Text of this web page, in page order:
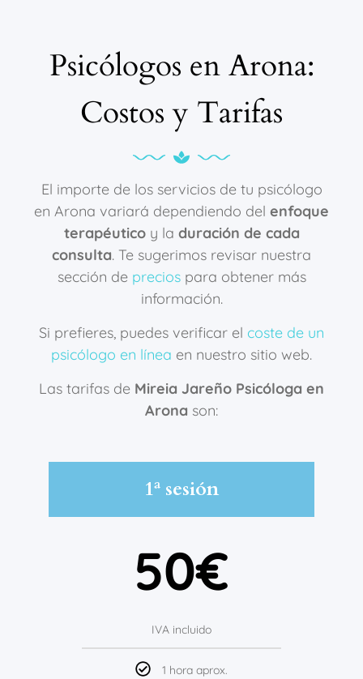
Psicólogos en Arona:
Costos y Tarifas
El importe de los servicios de tu psicólogo
en Arona variará dependiendo del enfoque
terapéuticoy la duración de cada
consulta. Te sugerimos revisar nuestra
sección de preciospara obtener más
información.
Si prefieres, puedes verificar el coste de un
psicólogo en línea en nuestro sitio web.
Las tarifas de Mireia Jareño Psicóloga en
Arona son:
1ª sesión
50€
IVA incluido
1 hora aprox.